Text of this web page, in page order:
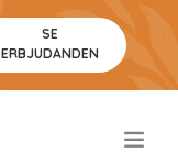
SE
ERBJUDANDEN